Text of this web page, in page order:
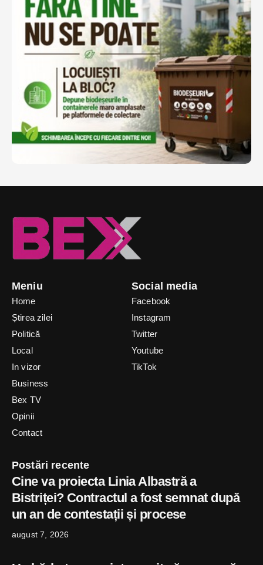
Meniu
Home
Știrea zilei
Politică
Local
In vizor
Business
Bex TV
Opinii
Contact
Social media
Facebook
Instagram
Twitter
Youtube
TikTok
Postări recente
Cine va proiecta Linia Albastră a
Bistriței? Contractul a fost semnat după
un an de contestații și procese
august 7, 2026